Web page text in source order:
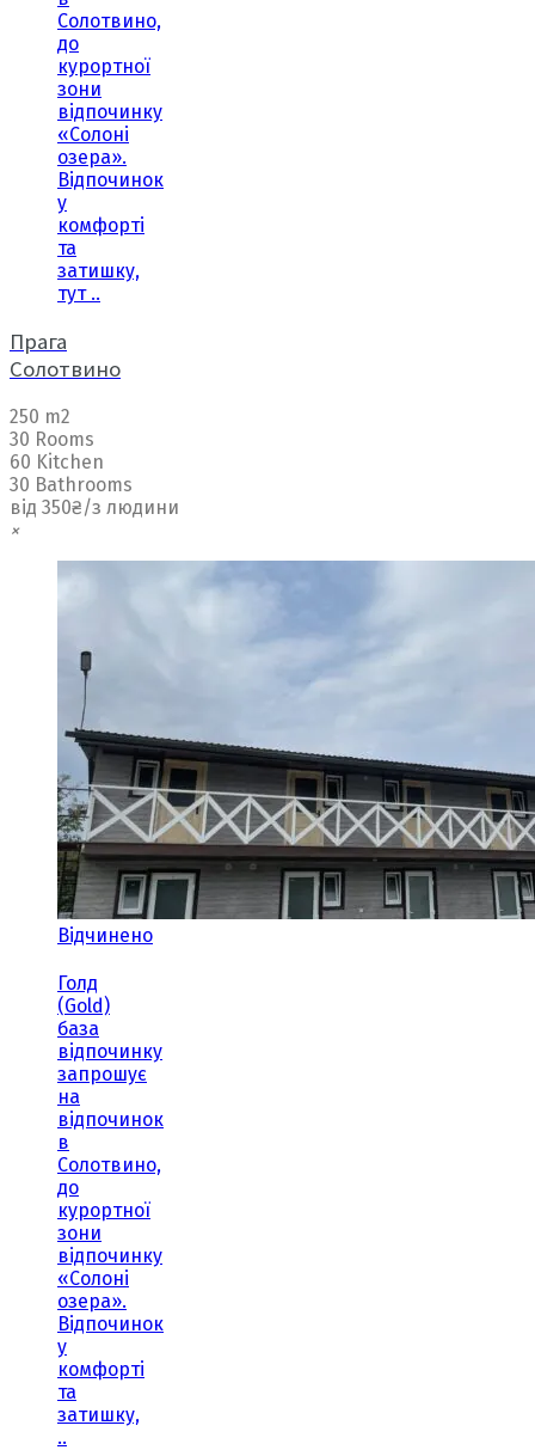
Солотвино,
до
курортної
зони
відпочинку
«Солоні
озера».
Відпочинок
у
комфорті
та
затишку,
тут ..
Прага
Солотвино
250 m2
30 Rooms
60 Kitchen
30 Bathrooms
від 350₴/з людини
×
Відчинено
Голд
(Gold)
база
відпочинку
запрошує
на
відпочинок
в
Солотвино,
до
курортної
зони
відпочинку
«Солоні
озера».
Відпочинок
у
комфорті
та
затишку,
..